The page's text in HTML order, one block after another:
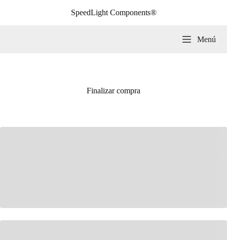
SpeedLight Components®
Menú
Finalizar compra